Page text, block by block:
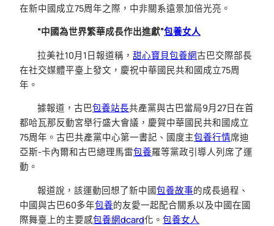
在新中國成立75周年之際，中非關系遠景加倍光亮。
“中國為世界繁華成長作出進獻”包養女人
拉美社10月1日報道稱，甜心寶貝包養網古巴交際部長
在社交媒體平臺上發文，慶祝中華國民共和國成立75周
年。
據報道，古巴包養站長共產黨與古巴當局9月27日在首
都哈瓦那反動宮舉行盛大會議，慶賀中華國民共和國成立
75周年。古巴共產黨中心第一書記、國度主包養行情席迪
亞斯-卡內爾和古巴總理馬雷包養羅等黨政引導人列席了運
動。
報道說，該運動回想了新中國包養故事的成長過程、
中國與古巴60多年包養的友愛一起配合關系以及中國在國
際舞臺上的主要感包養網dcard化。 包養女人